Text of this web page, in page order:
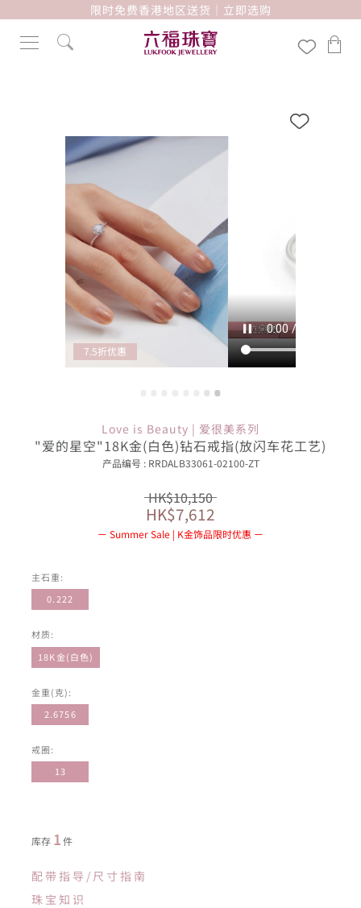
限时免费香港地区送货｜立即选购
7.5折优惠
Love is Beauty | 爱很美系列
"爱的星空"18K金(白色)钻石戒指(放闪车花工艺)
产品编号 : RRDALB33061-02100-ZT
HK$10,150
HK$7,612
Summer Sale | K金饰品限时优惠
主石重:
0.222
材质:
18K金(白色)
金重(克):
2.6756
戒圈:
13
库存 1件
配带指导/尺寸指南
珠宝知识